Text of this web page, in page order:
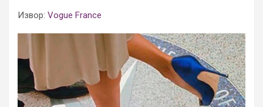
Извор: Vogue France